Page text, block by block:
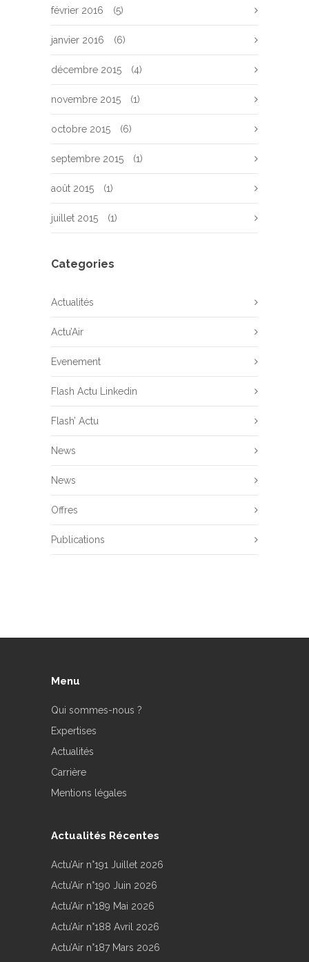
février 2016 (5)
janvier 2016 (6)
décembre 2015 (4)
novembre 2015 (1)
octobre 2015 (6)
septembre 2015 (1)
août 2015 (1)
juillet 2015 (1)
Categories
Actualités
Actu’Air
Evenement
Flash Actu Linkedin
Flash’ Actu
News
News
Offres
Publications
Menu
Qui sommes-nous ?
Expertises
Actualités
Carrière
Mentions légales
Actualités Récentes
Actu’Air n°191 Juillet 2026
Actu’Air n°190 Juin 2026
Actu’Air n°189 Mai 2026
Actu’Air n°188 Avril 2026
Actu’Air n°187 Mars 2026